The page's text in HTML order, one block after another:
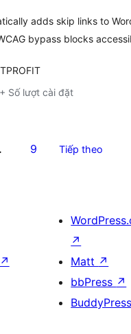
adds skip links to
bypass blocks
Số lượt cài đặt
9 Tiếp theo
↗
↗
Matt ↗
bbPress ↗
BuddyPress